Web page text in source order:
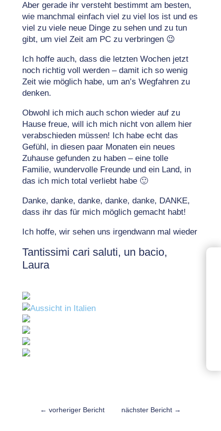
Aber gerade ihr versteht bestimmt am besten,
wie manchmal einfach viel zu viel los ist und es
viel zu viele neue Dinge zu sehen und zu tun
gibt, um viel Zeit am PC zu verbringen 😉
Ich hoffe auch, dass die letzten Wochen jetzt
noch richtig voll werden – damit ich so wenig
Zeit wie möglich habe, um an’s Wegfahren zu
denken.
Obwohl ich mich auch schon wieder auf zu
Hause freue, will ich mich nicht von allem hier
verabschieden müssen! Ich habe echt das
Gefühl, in diesen paar Monaten ein neues
Zuhause gefunden zu haben – eine tolle
Familie, wundervolle Freunde und ein Land, in
das ich mich total verliebt habe 🙂
Danke, danke, danke, danke, danke, DANKE,
dass ihr das für mich möglich gemacht habt!
Ich hoffe, wir sehen uns irgendwann mal wieder
Tantissimi cari saluti, un bacio,
Laura
← vorheriger Bericht nächster Bericht →